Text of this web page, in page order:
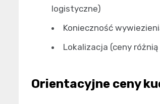
logistyczne)
Konieczność
Lokalizacja (ceny
Orientacyjne ceny